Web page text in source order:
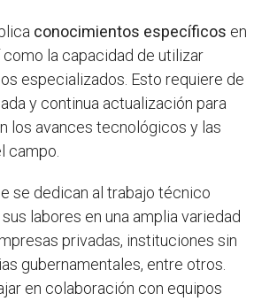
conocimientos específicos en
como la capacidad de utilizar
especializados. Esto requiere de
y continua actualización para
los avances tecnológicos y las
campo.
se dedican al trabajo técnico
labores en una amplia variedad
privadas, instituciones sin
gubernamentales, entre otros.
en colaboración con equipos